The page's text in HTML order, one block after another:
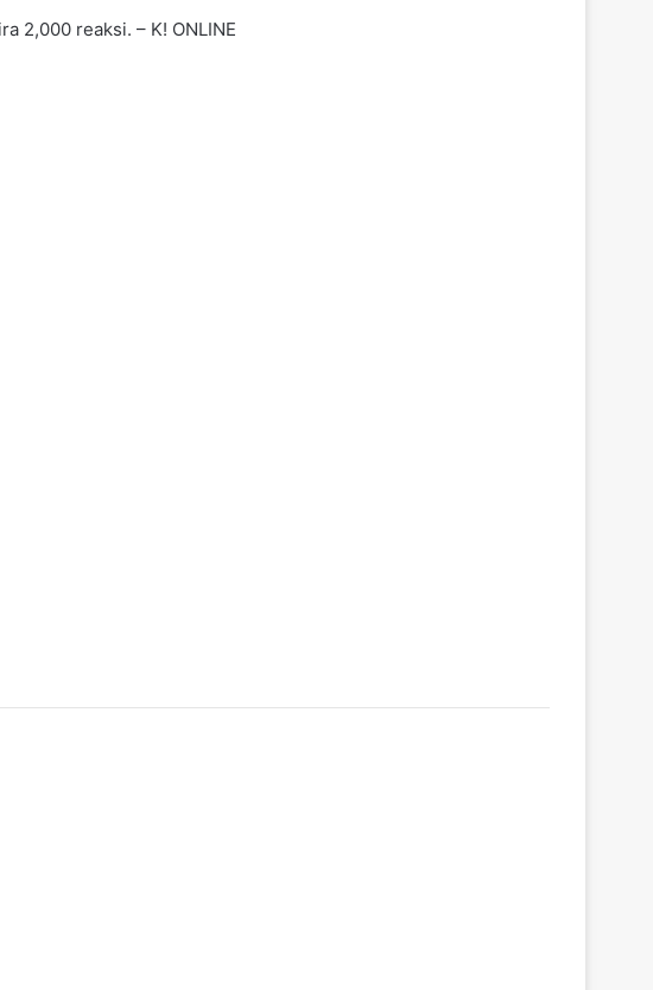
2,000 reaksi. – K! ONLINE